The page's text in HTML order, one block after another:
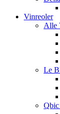
Vinreoler
Alle
Le
Qbic